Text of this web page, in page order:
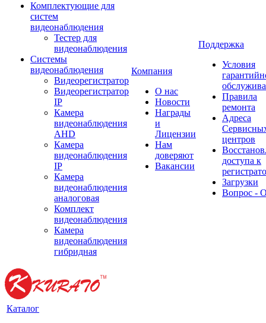
Комплектующие для
систем
видеонаблюдения
Тестер для
видеонаблюдения
Системы
видеонаблюдения
Видеорегистратор
Видеорегистратор
IP
Камера
видеонаблюдения
AHD
Камера
видеонаблюдения
IP
Камера
видеонаблюдения
аналоговая
Комплект
видеонаблюдения
Камера
видеонаблюдения
гибридная
Компания
О нас
Новости
Награды
и
Лицензии
Нам
доверяют
Вакансии
Поддержка
Условия
Правила
ремонта
Адреса
центров
доступа к
Загрузки
Вопрос -
Каталог